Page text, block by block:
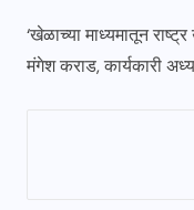
‘खेळाच्या माध्यमातून
मंगेश कराड, कार्यकारी